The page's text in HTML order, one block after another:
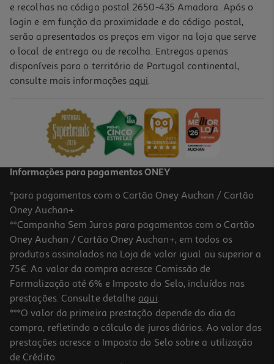
4.5
Aspirador Sem Saco Bosch Serie 4 Propower Bgc21pow1 2 L Hepa
149,99 €
4.0
Aspirador Sem Saco Bosch Serie 4 Prohygienic Bgc21hyg1 2 L
Branco
139.99 €/un
139,99 €
e recolhas no código postal 2650-435 Amadora. Após o
login e em função da proximidade e do código postal,
serão apresentados os preços em vigor na loja que serve
o local de entrega ou de recolha. Entregas apenas
disponíveis para o território de Portugal continental,
consulte mais informações aqui.
Informações para pagamentos ONEY
*para pagamentos com o Cartão Oney Auchan / Cartão
Oney Auchan+.
**Campanha Sem Juros para pagamentos com o Cartão
Oney Auchan / Cartão Oney Auchan+, em todos os
produtos assinalados na Loja de valor igual ou superior a
75€. Ao valor da compra acresce Comissão de
Formalização até 6% e Imposto do Selo, incluídos nas
prestações. Consulte detalhe aqui.
***O valor da primeira prestação depende do dia da
compra, refletindo o cálculo de juros diários. Ao valor das
prestações acresce o Imposto do Selo sobre a utilização
de Crédito.